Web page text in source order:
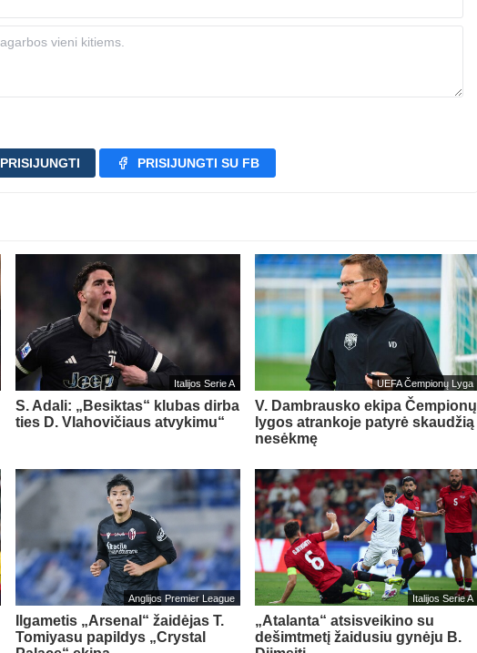
PRISIJUNGTI PRISIJUNGTI SU FB
Italijos Serie A
S. Adali: „Besiktas“ klubas dirba
ties D. Vlahovičiaus atvykimu“
UEFA Čempionų Lyga
V. Dambrausko ekipa Čempionų
lygos atrankoje patyrė skaudžią
nesėkmę
Anglijos Premier League
Ilgametis „Arsenal“ žaidėjas T.
Tomiyasu papildys „Crystal
Italijos Serie A
„Atalanta“ atsisveikino su
dešimtmetį žaidusiu gynėju B.